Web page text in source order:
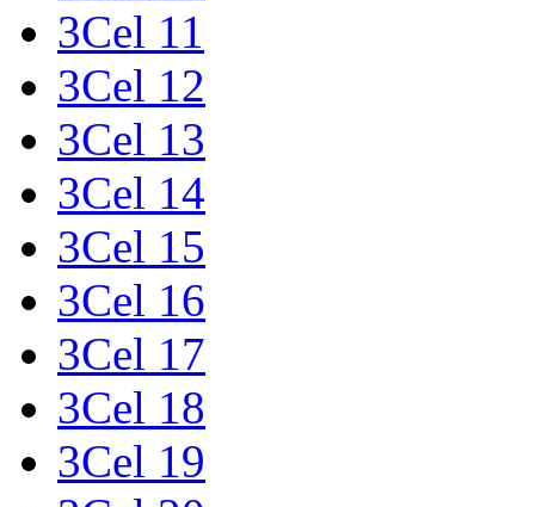
3Cel 11
3Cel 12
3Cel 13
3Cel 14
3Cel 15
3Cel 16
3Cel 17
3Cel 18
3Cel 19